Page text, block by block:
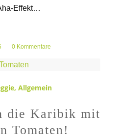
Effekt…
0 Kommentare
,Allgemein
die Karibik mit
Tomaten!